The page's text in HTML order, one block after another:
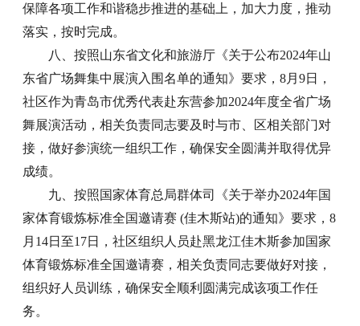
保障各项工作和谐稳步推进的基础上，加大力度，推动
落实，按时完成。
八、按照山东省文化和旅游厅《关于公布2024年山
东省广场舞集中展演入围名单的通知》要求，8月9日，
社区作为青岛市优秀代表赴东营参加2024年度全省广场
舞展演活动，相关负责同志要及时与市、区相关部门对
接，做好参演统一组织工作，确保安全圆满并取得优异
成绩。
九、按照国家体育总局群体司《关于举办2024年国
家体育锻炼标准全国邀请赛 (佳木斯站)的通知》要求，8
月14日至17日，社区组织人员赴黑龙江佳木斯参加国家
体育锻炼标准全国邀请赛，相关负责同志要做好对接，
组织好人员训练，确保安全顺利圆满完成该项工作任
务。